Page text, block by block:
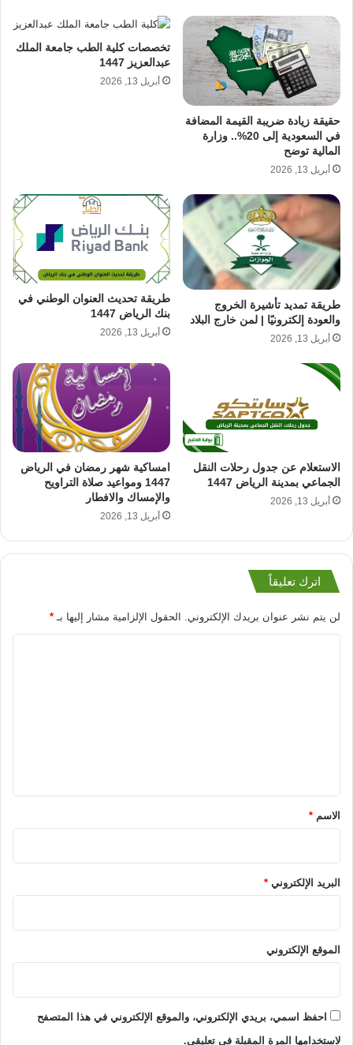
حقيقة زيادة ضريبة القيمة المضافة
في السعودية إلى 20%.. وزارة
المالية توضح
أبريل 13, 2026
تخصصات كلية الطب جامعة الملك
عبدالعزيز 1447
أبريل 13, 2026
طريقة تمديد تأشيرة الخروج
والعودة إلكترونيًا | لمن خارج البلاد
أبريل 13, 2026
طريقة تحديث العنوان الوطني في
بنك الرياض 1447
أبريل 13, 2026
الاستعلام عن جدول رحلات النقل
الجماعي بمدينة الرياض 1447
أبريل 13, 2026
امساكية شهر رمضان في الرياض
1447 ومواعيد صلاة التراويح
والإمساك والافطار
أبريل 13, 2026
اترك تعليقاً
لن يتم نشر عنوان بريدك الإلكتروني. الحقول الإلزامية مشار إليها بـ *
*الاسم *
البريد الإلكتروني *
الموقع الإلكتروني
احفظ اسمي، بريدي الإلكتروني، والموقع الإلكتروني في هذا المتصفح
لاستخدامها المرة المقبلة في تعليقي.